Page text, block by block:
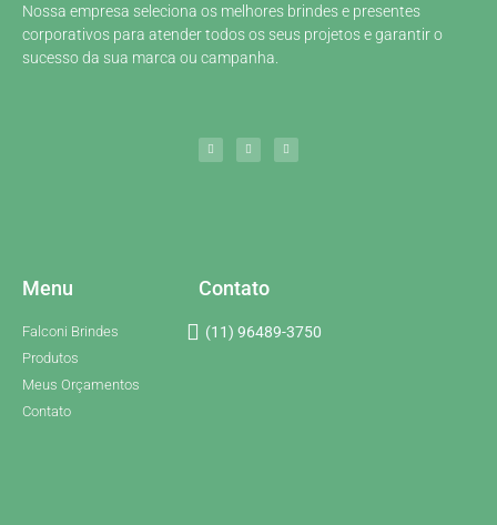
Nossa empresa seleciona os melhores brindes e presentes
corporativos para atender todos os seus projetos e garantir o
sucesso da sua marca ou campanha.
Menu
Falconi Brindes
Produtos
Meus Orçamentos
Contato
Contato
(11) 96489-3750